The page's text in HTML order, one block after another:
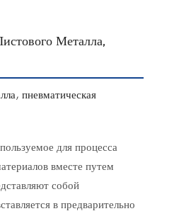
Металла,
пневматическая
для процесса
вместе путем
собой
в предварительно